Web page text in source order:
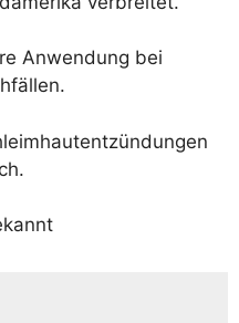
Anwen­dung bei